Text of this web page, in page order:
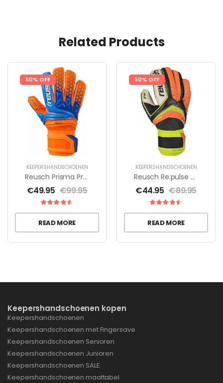
Related Products
50% OFF
KEEPERSHANDSCHOENEN
Reusch Prisma Pro G3
€49.95 €99.95
READ MORE
50% OFF
KEEPERSHANDSCHOENEN
Reusch Re:pulse Pro A2 Stormbloxx
€44.95 €89.95
READ MORE
Keepershandschoenen kopen
Keepershandschoenen
Keepershandschoenen met Fingersave
Keepershandschoenen Senioren
Keepershandschoenen Junioren
Keepershandschoenen SALE
Keepershandschoenen maattabel